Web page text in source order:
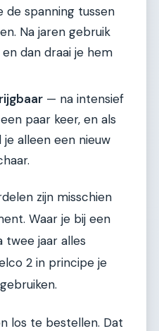
de spanning tussen
Na jaren gebruik
dan draai je hem
— na intensief
paar keer, en als
alleen een nieuw
zijn misschien
Waar je bij een
twee jaar alles
2 in principe je
los te bestellen. Dat